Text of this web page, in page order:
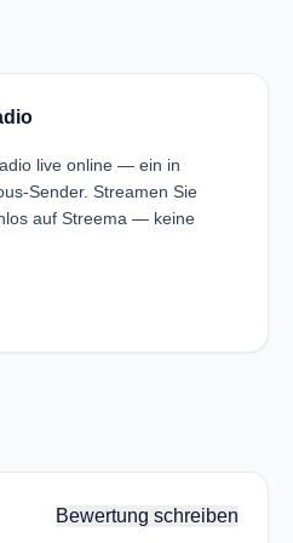
live online — ein in
Sender. Streamen Sie
auf Streema — keine
Bewertung schreiben